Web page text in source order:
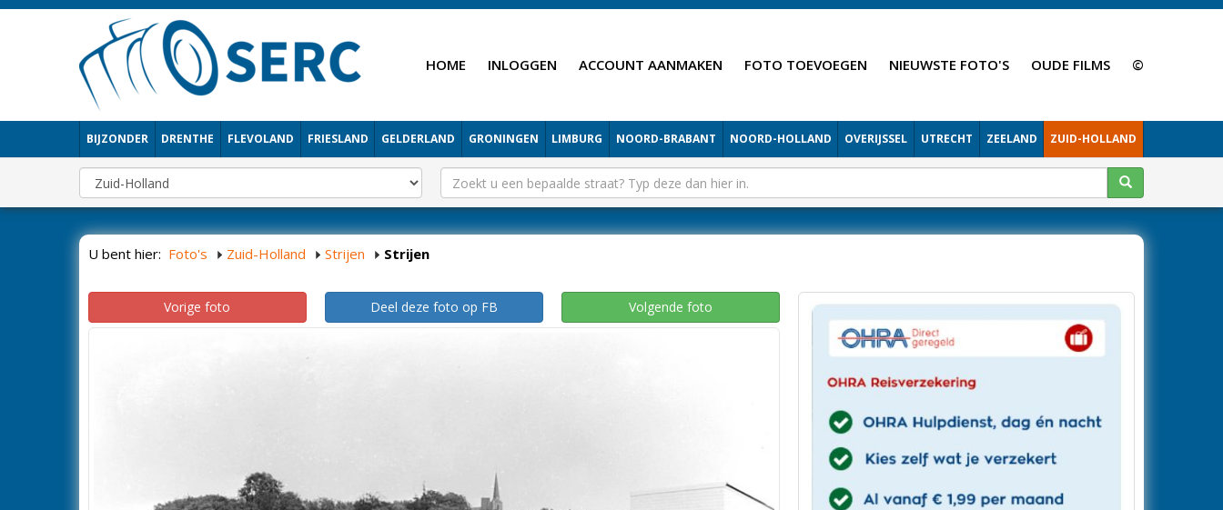
HOME INLOGGEN ACCOUNT AANMAKEN FOTO TOEVOEGEN NIEUWSTE FOTO'S OUDE FILMS ©
BIJZONDER DRENTHE FLEVOLAND FRIESLAND GELDERLAND GRONINGEN LIMBURG NOORD-BRABANT NOORD-HOLLAND OVERIJSSEL UTRECHT ZEELAND ZUID-HOLLAND
U bent hier: Foto's Zuid-Holland Strijen Strijen
Vorige foto Deel deze foto op FB Volgende foto